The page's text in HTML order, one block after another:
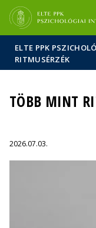
ELTE PPK
RITMUSÉRZÉK
TÖBB MINT
2026.07.03.